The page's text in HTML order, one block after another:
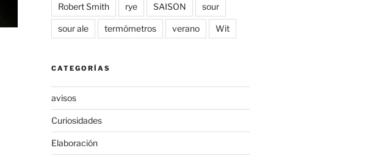
Robert Smith rye SAISON sour
sour ale termómetros verano Wit
CATEGORÍAS
avisos
Curiosidades
Elaboración